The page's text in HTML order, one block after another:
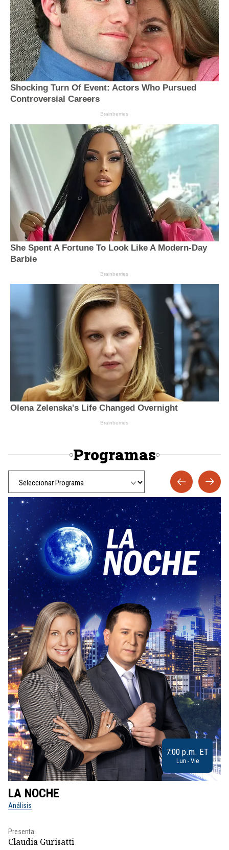
Programas
7:00 p.m. ET
Lun - Vie
LA NOCHE
Análisis
Presenta:
Claudia Gurisatti